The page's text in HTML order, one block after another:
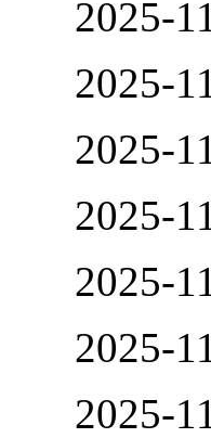
2025-
2025-
2025-
2025-
2025-
2025-
2025-